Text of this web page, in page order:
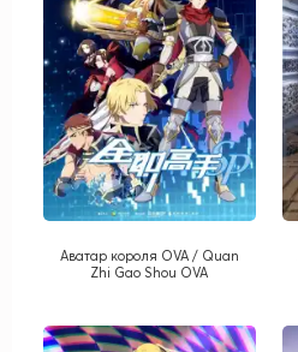
Аватар короля OVA / Quan
Zhi Gao Shou OVA